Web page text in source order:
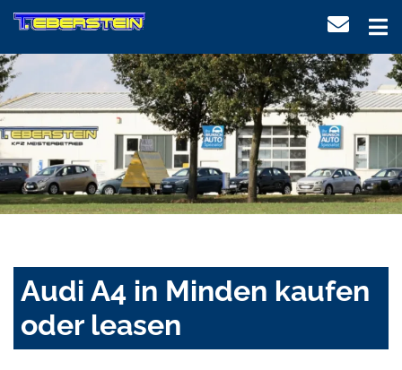
Audi A4 in Minden kaufen
oder leasen